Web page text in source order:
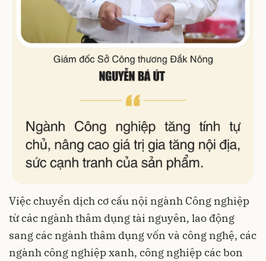
Việc chuyển dịch cơ cấu nội ngành Công nghiệp
từ các ngành thâm dụng tài nguyên, lao động
sang các ngành thâm dụng vốn và công nghệ, các
ngành công nghiệp xanh, công nghiệp các bon